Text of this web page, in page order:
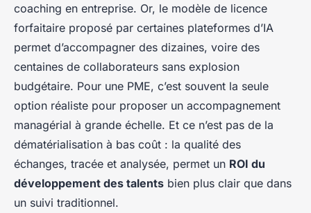
coaching en entreprise. Or, le modèle de licence
forfaitaire proposé par certaines plateformes d’IA
permet d’accompagner des dizaines, voire des
centaines de collaborateurs sans explosion
budgétaire. Pour une PME, c’est souvent la seule
option réaliste pour proposer un accompagnement
managérial à grande échelle. Et ce n’est pas de la
dématérialisation à bas coût : la qualité des
échanges, tracée et analysée, permet un ROI du
développement des talents bien plus clair que dans
un suivi traditionnel.